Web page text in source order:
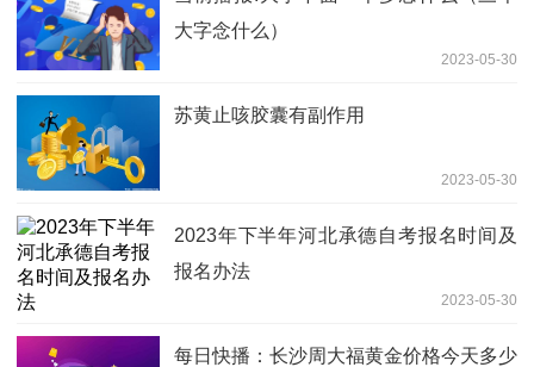
大字念什么）
2023-05-30
苏黄止咳胶囊有副作用
2023-05-30
2023年下半年河北承德自考报名时间及
报名办法
2023-05-30
每日快播：长沙周大福黄金价格今天多少